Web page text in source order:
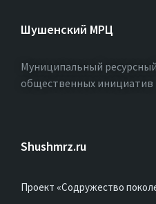
Шушенский МРЦ
Муниципальный
общественных инициатив
Shushmrz.ru
Проект «Содружество